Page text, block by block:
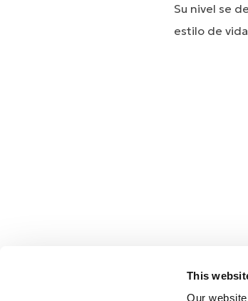
This
Our
Su nivel se
estilo de